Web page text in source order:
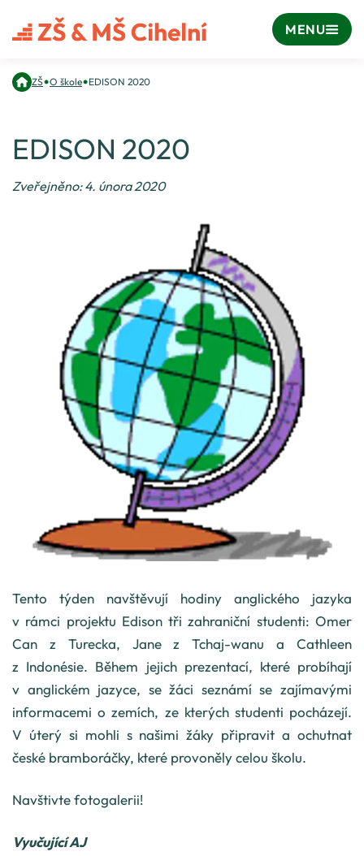
MENU
ZŠ•O škole•EDISON 2020
EDISON 2020
Zveřejněno: 4. února 2020
Tento týden navštěvují hodiny anglického jazyka
v rámci projektu Edison tři zahraniční studenti: Omer
Can z Turecka, Jane z Tchaj-wanu a Cathleen
z Indonésie. Během jejich prezentací, které probíhají
v anglickém jazyce, se žáci seznámí se zajímavými
informacemi o zemích, ze kterých studenti pocházejí.
V úterý si mohli s našimi žáky připravit a ochutnat
české bramboráčky, které provoněly celou školu.
Navštivte fotogalerii!
Vyučující AJ